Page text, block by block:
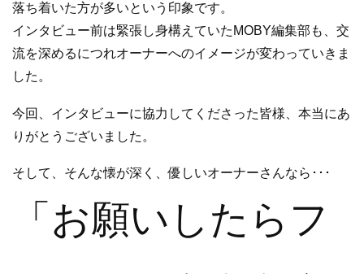
落ち着いた方が多いという印象です。
インタビュー前は緊張し身構えていたMOBY編集部も、交
流を深めるにつれオーナーへのイメージが変わっていきま
した。
今回、インタビューに協力してくださった皆様、本当にあ
りがとうございました。
そして、そんな懐が深く、優しいオーナーさんなら･･･
「お願いしたらフ